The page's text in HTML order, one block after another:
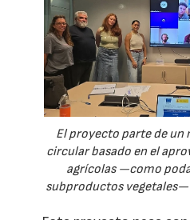
El proyecto parte de un
circular basado en el
agrícolas —como
subproductos